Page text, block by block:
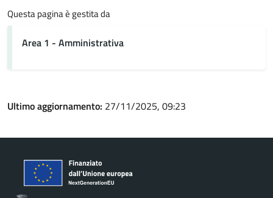
Questa pagina è gestita da
Area 1 - Amministrativa
Ultimo aggiornamento: 27/11/2025, 09:23